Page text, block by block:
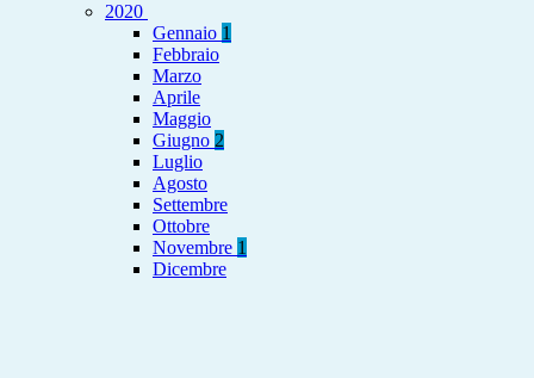
2020
Gennaio 1
Febbraio
Marzo
Aprile
Maggio
Giugno 2
Luglio
Agosto
Settembre
Ottobre
Novembre 1
Dicembre